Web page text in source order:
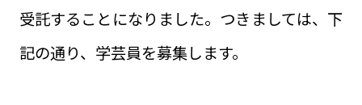
受託することになりました。つきましては、下
記の通り、学芸員を募集します。